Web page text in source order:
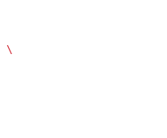
\